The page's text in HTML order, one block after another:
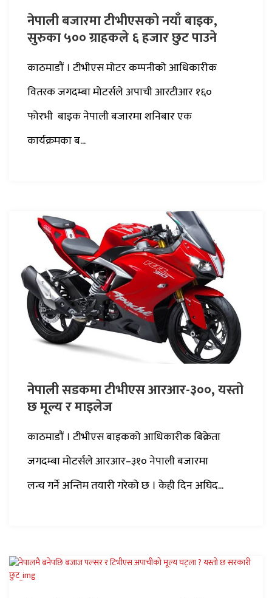
नेपाली बजारमा टीभीएसको नयाँ बाइक,
सुरुका ५०० ग्राहकले ६ हजार छुट पाउने
काठमाडौं । टीभीएस मोटर कम्पनीको आधिकारीक
वितरक जगदम्बा मोटर्सले अपाची आरटीआर १६०
फोरभी बाइक नेपाली बजारमा शनिबार एक
कार्यक्रमका ब...
नेपाली सडकमा टीभीएस आरआर-३००, यस्तो
छ मूल्य र माइलेज
काठमाडौं । टीभीएस बाइकको आधिकारीक बिक्रेता
जगदम्बा मोटर्सले आरआर–३१० नेपाली बजारमा
लन्च गर्ने अन्तिम तयारी गरेको छ । केही दिन अघिद...